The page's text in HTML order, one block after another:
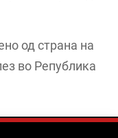
од страна на
во Република